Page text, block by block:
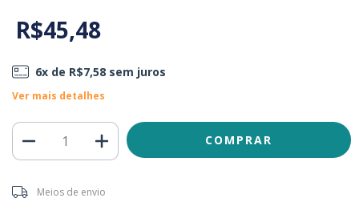
R$45,48
6x de R$7,58sem juros
Ver mais detalhes
Entregas para o CEP:
Meios de envio